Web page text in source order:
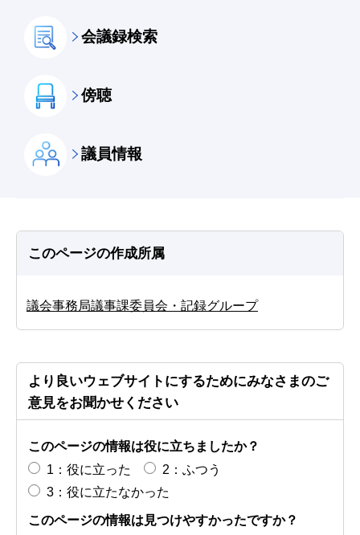
会議録検索
傍聴
議員情報
このページの作成所属
議会事務局議事課委員会・記録グループ
より良いウェブサイトにするためにみなさまのご
意見をお聞かせください
このページの情報は役に立ちましたか？
1：役に立った
2：ふつう
3：役に立たなかった
このページの情報は見つけやすかったですか？